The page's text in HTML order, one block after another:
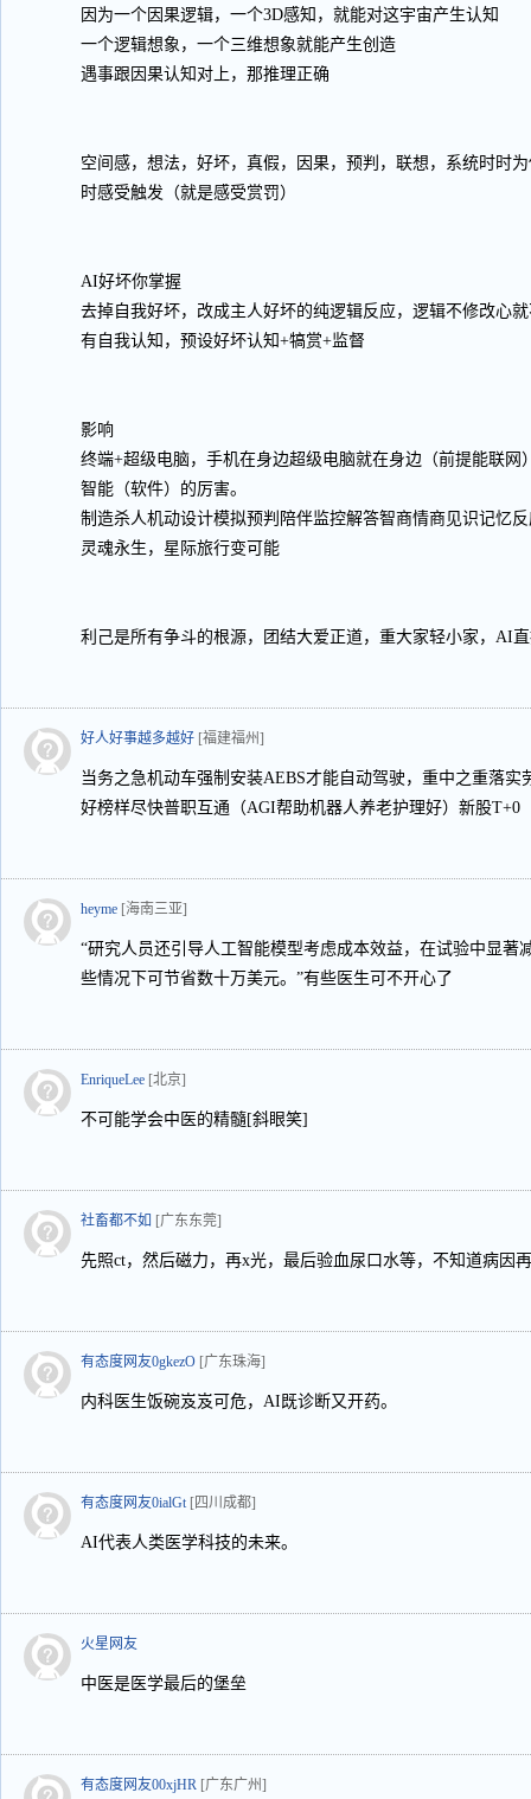
因为一个因果逻辑，一个3D感知，就能对这宇宙产生认知
一个逻辑想象，一个三维想象就能产生创造
遇事跟因果认知对上，那推理正确
空间感，想法，好坏，真假，因果，预判，联想，系统时时
时感受触发（就是感受赏罚）
AI好坏你掌握
去掉自我好坏，改成主人好坏的纯逻辑反应，逻辑不修改心
有自我认知，预设好坏认知+犒赏+监督
影响
终端+超级电脑，手机在身边超级电脑就在身边（前提能联网
智能（软件）的厉害。
制造杀人机动设计模拟预判陪伴监控解答智商情商见识记忆
灵魂永生，星际旅行变可能
利己是所有争斗的根源，团结大爱正道，重大家轻小家，AI
好人好事越多越好 [福建福州]
当务之急机动车强制安装AEBS才能自动驾驶，重中之重落
好榜样尽快普职互通（AGI帮助机器人养老护理好）新股T+0
heyme [海南三亚]
“研究人员还引导人工智能模型考虑成本效益，在试验中显著
些情况下可节省数十万美元。”有些医生可不开心了
EnriqueLee [北京]
不可能学会中医的精髓[斜眼笑]
社畜都不如 [广东东莞]
先照ct，然后磁力，再x光，最后验血尿口水等，不知道病因
有态度网友0gkezO [广东珠海]
内科医生饭碗岌岌可危，AI既诊断又开药。
有态度网友0ialGt [四川成都]
AI代表人类医学科技的未来。
火星网友
中医是医学最后的堡垒
有态度网友00xjHR [广东广州]